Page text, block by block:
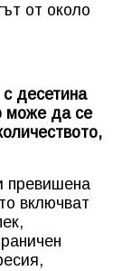
от около
десетина
може да се
превишена
включват